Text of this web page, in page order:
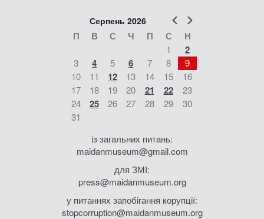
Попер
Серпень 2026
П В С Ч П С Н
1 2
3 4 5 6 7 8
9
10
11 12 13 14 15
16
17
18 19 20 21 22
23
24
25 26 27 28 29
30
31
із загальних питань:
maidanmuseum@gmail.com
для ЗМІ:
press@maidanmuseum.org
у питаннях запобігання корупції:
stopcorruption@maidanmuseum.org